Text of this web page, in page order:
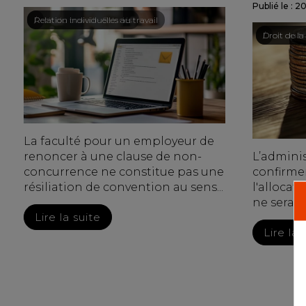
Droit du travail - Salariés
/Relation individuelles au travail
La faculté pour un employeur de
renoncer à une clause de non-
concurrence ne constitue pas une
résiliation de convention au sens...
Lire la suite
Publié le :
Droit du
/Droit de la
ne sera
Lire la